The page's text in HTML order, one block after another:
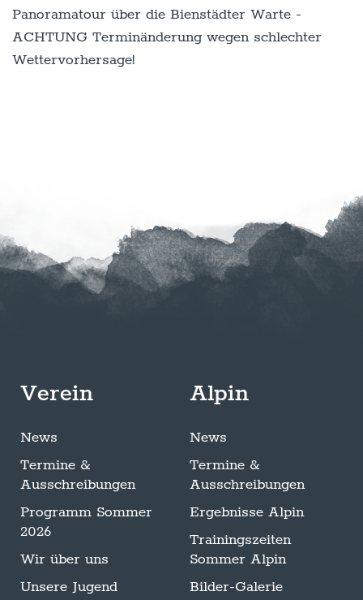
Panoramatour über die Bienstädter Warte -
ACHTUNG Terminänderung wegen schlechter
Wettervorhersage!
Verein
News
Termine &
Ausschreibungen
Programm Sommer
2026
Wir über uns
Unsere Jugend
Alpin
News
Termine &
Ausschreibungen
Ergebnisse Alpin
Trainingszeiten
Sommer Alpin
Bilder-Galerie